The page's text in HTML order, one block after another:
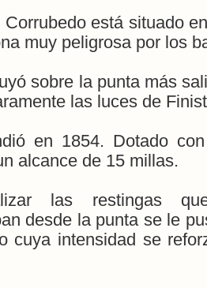
Corrubedo está situado
muy peligrosa por los
sobre la punta más
las luces de
en 1854. Dotado
alcance de 15 millas.
las restingas
desde la punta se le
cuya intensidad se